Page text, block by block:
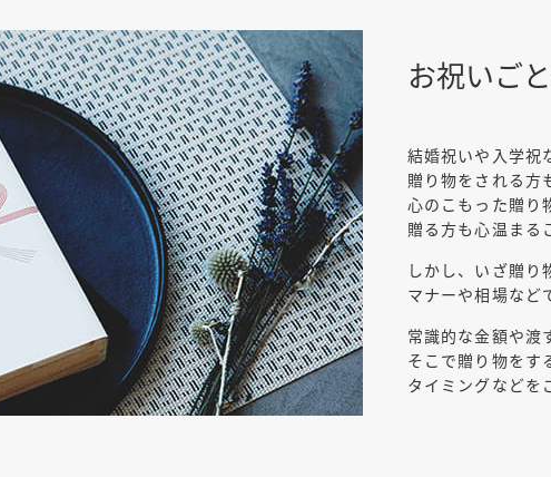
お祝いご
結婚祝いや入学祝
贈り物をされる方
心のこもった贈り
贈る方も心温まる
しかし、いざ贈り
マナーや相場など
常識的な金額や渡
そこで贈り物をす
タイミングなどを